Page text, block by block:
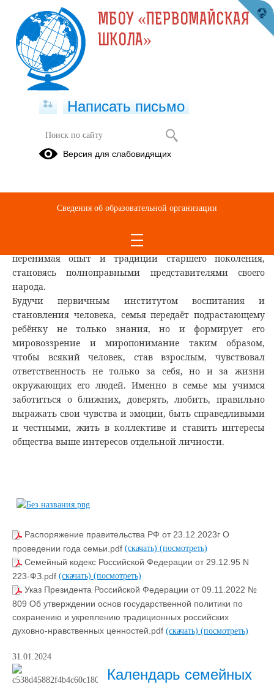
2024 ГОД СЕМЬИ
Семья и семейные ценности во всех странах мира всегда
лежали в основе любого общества. Независимо от
воспитывались и подрастали в семьях, постепенно
перенимая опыт и традиции старшего поколения,
становясь полноправными представителями своего
народа.
Будучи первичным институтом воспитания и
становления человека, семья передаёт подрастающему
ребёнку не только знания, но и формирует его
мировоззрение и миропонимание таким образом,
чтобы всякий человек, став взрослым, чувствовал
ответственность не только за себя, но и за жизни
окружающих его людей. Именно в семье мы учимся
заботиться о ближних, доверять, любить, правильно
выражать свои чувства и эмоции, быть справедливыми
и честными, жить в коллективе и ставить интересы
общества выше интересов отдельной личности.
Распоряжение правительства РФ от 23.12.2023г О
проведении года семьи.pdf (скачать) (посмотреть)
Семейный кодекс Российской Федерации от 29.12.95 N
223-ФЗ.pdf (скачать) (посмотреть)
Указ Президента Российской Федерации от 09.11.2022 №
809 Об утверждении основ государственной политики по
сохранению и укреплению традиционных российских
духовно-нравственных ценностей.pdf (скачать) (посмотреть)
31.01.2024
Календарь семейных
МБОУ «ПЕРВОМАЙСКАЯ
ШКОЛА»
Написать письмо
Версия для слабовидящих
Сведения об образовательной организации